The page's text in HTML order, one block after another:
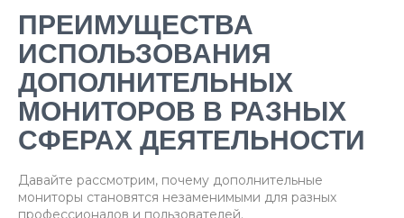
ПРЕИМУЩЕСТВА
ИСПОЛЬЗОВАНИЯ
ДОПОЛНИТЕЛЬНЫХ
МОНИТОРОВ В РАЗНЫХ
СФЕРАХ ДЕЯТЕЛЬНОСТИ
Давайте рассмотрим, почему дополнительные
мониторы становятся незаменимыми для разных